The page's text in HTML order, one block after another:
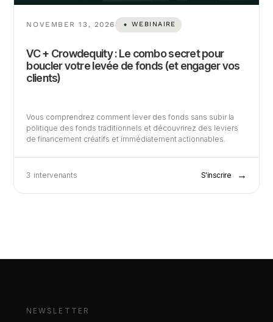
NOVEMBER 13, 2026 WEBINAIRE
VC + Crowdequity : Le combo secret pour
boucler votre levée de fonds (et engager vos
clients)
Vous comprendrez comment lever des fonds sans subir la
politique des fonds traditionnels et découvrirez des leviers
de financement créatifs et immédiatement actionnables.
3 intervenants S'inscrire →
NEWSLETTER